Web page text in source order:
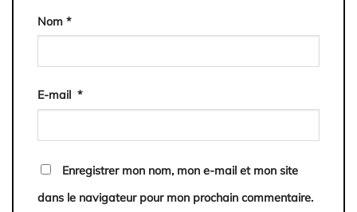
Nom *
E-mail *
Enregistrer mon nom, mon e-mail et mon site
dans le navigateur pour mon prochain commentaire.